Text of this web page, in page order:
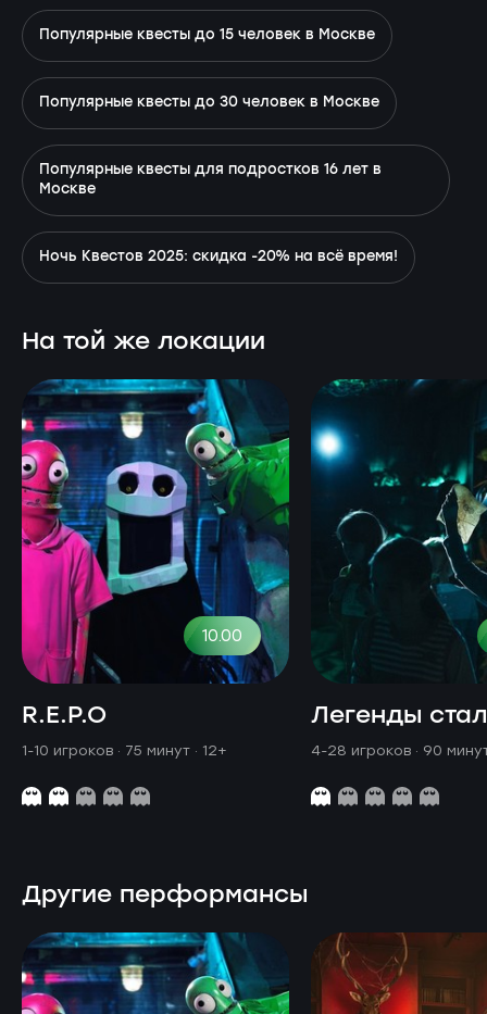
Популярные квесты до 15 человек в Москве
Популярные квесты до 30 человек в Москве
Популярные квесты для подростков 16 лет в
Москве
Ночь Квестов 2025: скидка -20% на всё время!
На той же локации
10.00
R.E.P.O
1-10 игроков · 75 минут · 12+
Легенды
4-28 игроков · 90
Другие перформансы